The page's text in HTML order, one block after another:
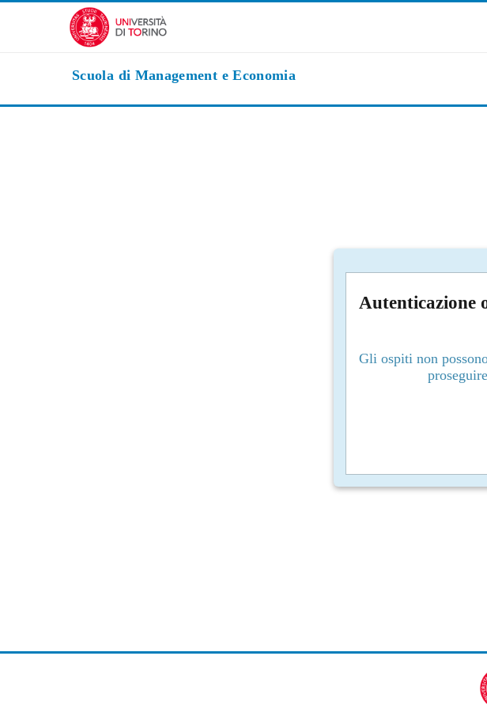
Vai al contenuto principale
Scuola di Management e Economia
Autenticazione
Gli ospiti non